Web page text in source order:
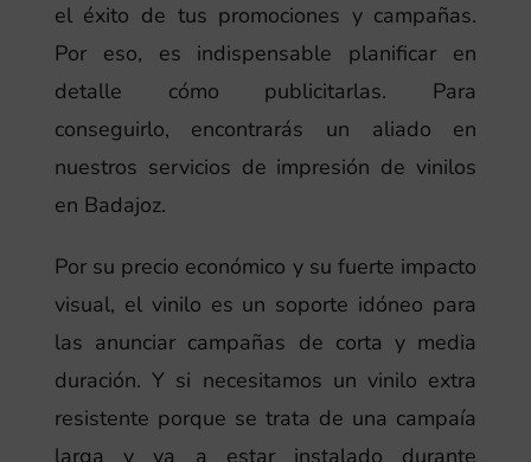
el éxito de tus promociones y campañas.
Por eso, es indispensable planificar en
detalle cómo publicitarlas. Para
conseguirlo, encontrarás un aliado en
nuestros servicios de impresión de vinilos
en Badajoz.
Por su precio económico y su fuerte impacto
visual, el vinilo es un soporte idóneo para
las anunciar campañas de corta y media
duración. Y si necesitamos un vinilo extra
resistente porque se trata de una campaía